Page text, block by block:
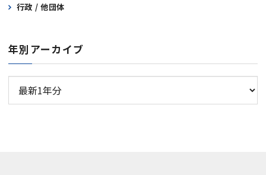
行政 / 他団体
年別アーカイブ